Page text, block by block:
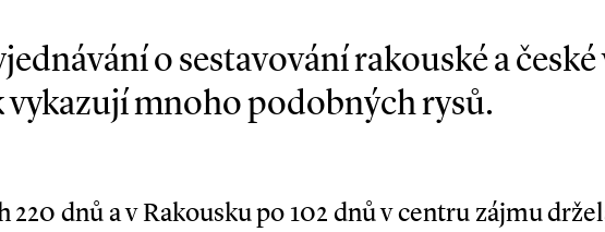
o sestavování rakouské a
vykazují mnoho podobných rysů.
220 dnů a v Rakousku po 102 dnů v centru zájmu